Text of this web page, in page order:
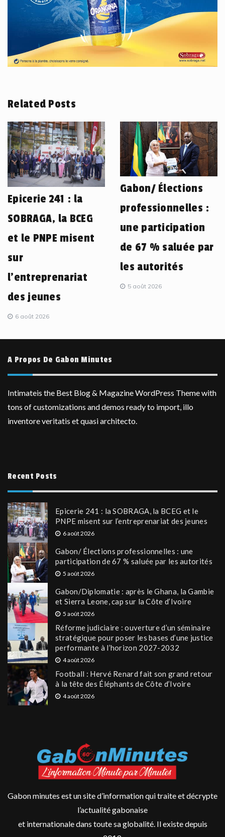
Related Posts
Epicerie 241 : la
SOBRAGA, la BCEG
et le PNPE misent
sur
l’entreprenariat
des jeunes
6 août 2026
Gabon/ Élections
professionnelles :
une participation
de 67 % saluée par
les autorités
5 août 2026
A Propos De Gabon Minutes
Intimateis the Best Blog & Magazine WordPress Theme with
tons of customizations and demos ready to import, illo
inventore veritatis et quasi architecto.
Recent Posts
Epicerie 241 : la SOBRAGA, la BCEG et le
PNPE misent sur l’entreprenariat des jeunes
6 août 2026
Gabon/ Élections professionnelles : une
participation de 67 % saluée par les autorités
5 août 2026
Gabon/Diplomatie : après le Ghana, la Gambie
et Sierra Leone, cap sur la Côte d’Ivoire
5 août 2026
Réforme judiciaire : ouverture d’un séminaire
stratégique pour poser les bases d’une justice
performante à l’horizon 2027-2032
4 août 2026
Football : Hervé Renard fait son grand retour
à la tête des Éléphants de Côte d’Ivoire
4 août 2026
Gabon minutes est un site d’information qui traite et décrypte
l’actualité gabonaise
et internationale dans toute sa globalité. Il existe depuis